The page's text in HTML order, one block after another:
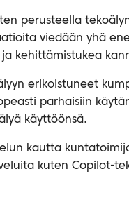
perusteella
viedään yhä
kehittämistukea
erikoistuneet
parhaisiin
käyttöönsä.
kautta
kuten Copilot-